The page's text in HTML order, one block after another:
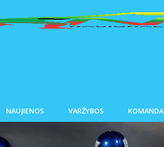
NAUJIENOS VARŽYBOS KOMANDA